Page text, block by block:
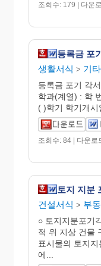
조회수: 179 | 다운
등록금 포
생활서식 > 기
등록금 포기 각
학과(계열) : 학
( )학기 학기개시
조회수: 84 | 다운로
토지 지분
건설서식 > 부
○ 토지지분포기
적 위 지상 건물
표시물의 토지
에...